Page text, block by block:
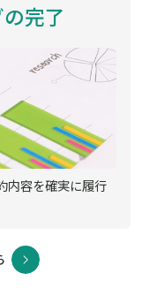
完了
内容を確実に履行